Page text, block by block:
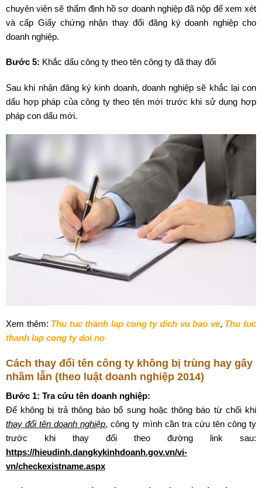
chuyên viên sẽ thẩm định hồ sơ doanh nghiệp đã nộp để xem xét
và cấp Giấy chứng nhận thay đổi đăng ký doanh nghiệp cho
doanh nghiệp.
Bước 5: Khắc dấu công ty theo tên công ty đã thay đổi
Sau khi nhận đăng ký kinh doanh, doanh nghiệp sẽ khắc lại con
dấu hợp pháp của công ty theo tên mới trước khi sử dụng hợp
pháp con dấu mới.
Xem thêm: Thu tuc thanh lap cong ty dich vu bao ve, Thu tuc
thanh lap cong ty doi no
Cách thay đổi tên công ty không bị trùng hay gây
nhầm lẫn (theo luật doanh nghiệp 2014)
Bước 1: Tra cứu tên doanh nghiệp:
Để không bị trả thông báo bổ sung hoặc thông báo từ chối khi
thay đổi tên doanh nghiệp, công ty mình cần tra cứu tên công ty
trước khi thay đổi theo đường link sau:
https://hieudinh.dangkykinhdoanh.gov.vn/vi-
vn/checkexistname.aspx